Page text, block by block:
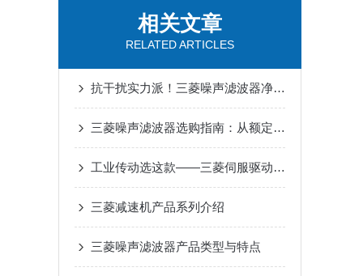
相关文章
RELATED ARTICLES
抗干扰实力派！三菱噪声滤波器净化电路环境
三菱噪声滤波器选购指南：从额定电流、频率范围到适配场景
工业传动选这款——三菱伺服驱动器，用着省心
三菱减速机产品系列介绍
三菱噪声滤波器产品类型与特点